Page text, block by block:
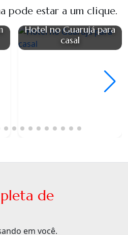
pode estar a um clique.
Hotel no Guarujá para
casal
de
em você.